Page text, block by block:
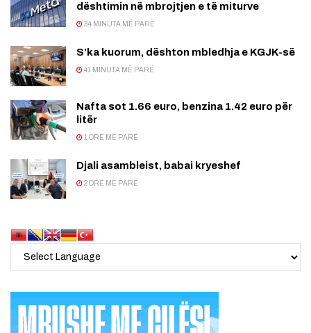
dështimin në mbrojtjen e të miturve
34 MINUTA MË PARË
S’ka kuorum, dështon mbledhja e KGJK-së
41 MINUTA MË PARË
Nafta sot 1.66 euro, benzina 1.42 euro për
litër
1 ORË MË PARË
Djali asambleist, babai kryeshef
2 ORË MË PARË